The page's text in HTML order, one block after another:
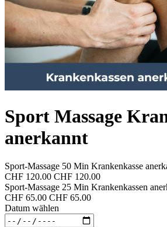
Sport Massage
anerkannt
Sport-Massage 50 Min Krankenkasse
CHF 120.00 CHF 120.00
Sport-Massage 25 Min Krankenkassen
CHF 65.00 CHF 65.00
Datum wählen